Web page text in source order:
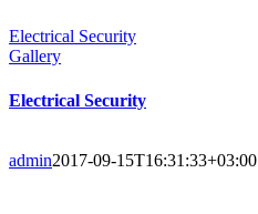
Electrical Security
Gallery
Electrical Security
admin2017-09-15T16:31:33+03:00